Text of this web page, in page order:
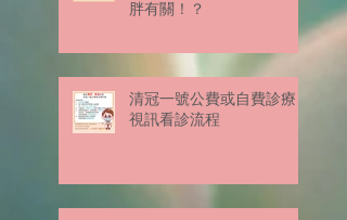
胖有關！？
清冠一號公費或自費診療
視訊看診流程